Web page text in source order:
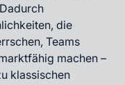
die
Teams
machen –
klassischen